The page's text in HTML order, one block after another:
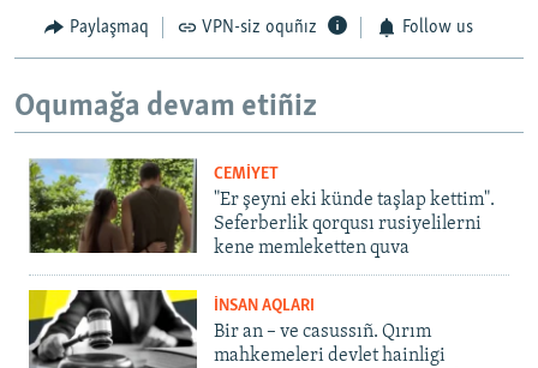
Paylaşmaq VPN-siz oquñız Follow us
Oqumağa devam etiñiz
CEMİYET
"Er şeyni eki künde taşlap kettim".
Seferberlik qorqusı rusiyelilerni
kene memleketten quva
İNSAN AQLARI
Bir an – ve casussıñ. Qırım
mahkemeleri devlet hainligi